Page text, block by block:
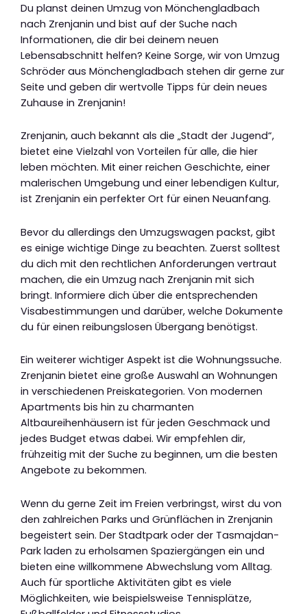
Du planst deinen Umzug von Mönchengladbach
nach Zrenjanin und bist auf der Suche nach
Informationen, die dir bei deinem neuen
Lebensabschnitt helfen? Keine Sorge, wir von Umzug
Schröder aus Mönchengladbach stehen dir gerne zur
Seite und geben dir wertvolle Tipps für dein neues
Zuhause in Zrenjanin!
Zrenjanin, auch bekannt als die „Stadt der Jugend“,
bietet eine Vielzahl von Vorteilen für alle, die hier
leben möchten. Mit einer reichen Geschichte, einer
malerischen Umgebung und einer lebendigen Kultur,
ist Zrenjanin ein perfekter Ort für einen Neuanfang.
Bevor du allerdings den Umzugswagen packst, gibt
es einige wichtige Dinge zu beachten. Zuerst solltest
du dich mit den rechtlichen Anforderungen vertraut
machen, die ein Umzug nach Zrenjanin mit sich
bringt. Informiere dich über die entsprechenden
Visabestimmungen und darüber, welche Dokumente
du für einen reibungslosen Übergang benötigst.
Ein weiterer wichtiger Aspekt ist die Wohnungssuche.
Zrenjanin bietet eine große Auswahl an Wohnungen
in verschiedenen Preiskategorien. Von modernen
Apartments bis hin zu charmanten
Altbaureihenhäusern ist für jeden Geschmack und
jedes Budget etwas dabei. Wir empfehlen dir,
frühzeitig mit der Suche zu beginnen, um die besten
Angebote zu bekommen.
Wenn du gerne Zeit im Freien verbringst, wirst du von
den zahlreichen Parks und Grünflächen in Zrenjanin
begeistert sein. Der Stadtpark oder der Tasmajdan-
Park laden zu erholsamen Spaziergängen ein und
bieten eine willkommene Abwechslung vom Alltag.
Auch für sportliche Aktivitäten gibt es viele
Möglichkeiten, wie beispielsweise Tennisplätze,